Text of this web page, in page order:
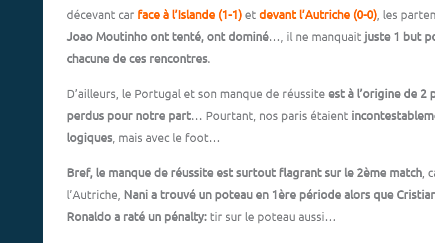
décevant car face à l’Islande (1-1) et devant l’Autriche (0-0), les
Joao Moutinho ont tenté, ont dominé…, il ne manquait juste 1 but
chacune de ces rencontres.
D’ailleurs, le Portugal et son manque de réussite est à l’origine de 2
perdus pour notre part… Pourtant, nos paris étaient
logiques, mais avec le foot…
Bref, le manque de réussite est surtout flagrant sur le 2ème match,
l’Autriche, Nani a trouvé un poteau en 1ère période alors que
Ronaldo a raté un pénalty: tir sur le poteau aussi…